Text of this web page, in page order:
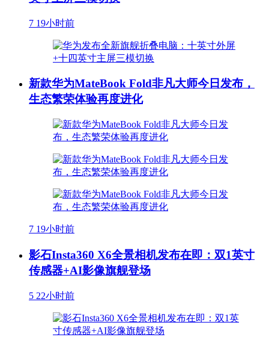
7 19小时前
新款华为MateBook Fold非凡大师今日发布，
生态繁荣体验再度进化
7 19小时前
影石Insta360 X6全景相机发布在即：双1英寸
传感器+AI影像旗舰登场
5 22小时前